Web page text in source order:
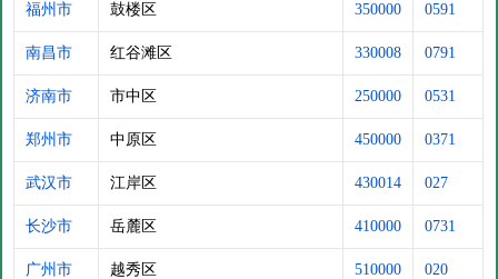
福州市 鼓楼区 350000 0591
南昌市 红谷滩区 330008 0791
济南市 市中区 250000 0531
郑州市 中原区 450000 0371
武汉市 江岸区 430014 027
长沙市 岳麓区 410000 0731
广州市 越秀区 510000 020